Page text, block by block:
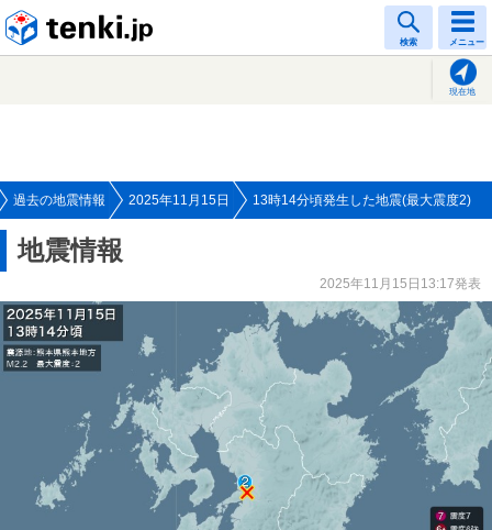
検索 メニュー
現在地
過去の地震情報 2025年11月15日 13時14分頃発生した地震(最大震度2)
地震情報
2025年11月15日13:17発表